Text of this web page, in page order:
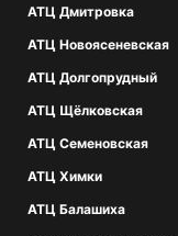
АТЦ Дмитровка
АТЦ Новоясеневская
АТЦ Долгопрудный
АТЦ Щёлковская
АТЦ Семеновская
АТЦ Химки
АТЦ Балашиха